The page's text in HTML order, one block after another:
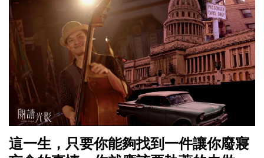
這一生，只要你能夠找到一件讓你廢寢